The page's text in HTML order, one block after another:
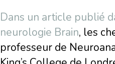
Dans un article publié
neurologie Brain, les
professeur de